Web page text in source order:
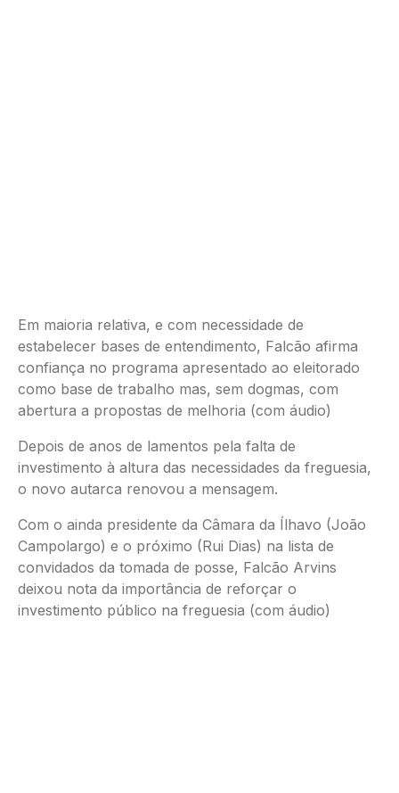
Em maioria relativa, e com necessidade de
estabelecer bases de entendimento, Falcão afirma
confiança no programa apresentado ao eleitorado
como base de trabalho mas, sem dogmas, com
abertura a propostas de melhoria (com áudio)
Depois de anos de lamentos pela falta de
investimento à altura das necessidades da freguesia,
o novo autarca renovou a mensagem.
Com o ainda presidente da Câmara da Ílhavo (João
Campolargo) e o próximo (Rui Dias) na lista de
convidados da tomada de posse, Falcão Arvins
deixou nota da importância de reforçar o
investimento público na freguesia (com áudio)